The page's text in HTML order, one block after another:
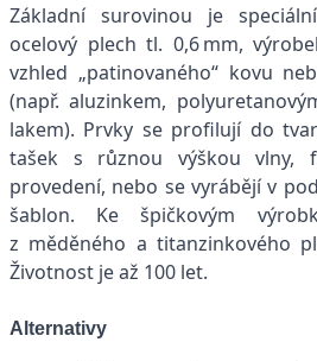
Základní surovinou je
ocelový plech tl. 0,6 mm,
vzhled „patinovaného“ kovu
(např. aluzinkem,
lakem). Prvky se profilují do
tašek s různou výškou vlny,
provedení, nebo se vyrábějí v
šablon. Ke špičkovým
z měděného a titanzinkového
Životnost je až 100 let.
Alternativy